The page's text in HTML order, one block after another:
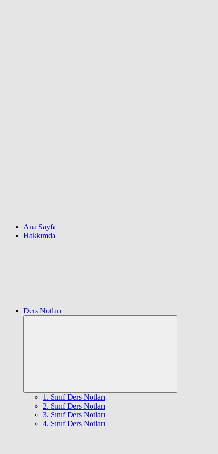
Ana Sayfa
Hakkımda
Ders Notları
1. Sınıf Ders Notları
2. Sınıf Ders Notları
3. Sınıf Ders Notları
4. Sınıf Ders Notları